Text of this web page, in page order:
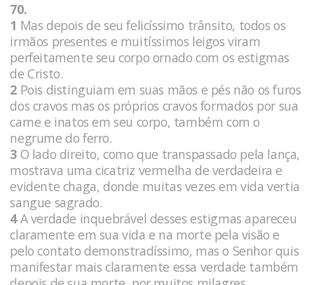
70.
1 Mas depois de seu felicíssimo trânsito, todos os
irmãos presentes e muitíssimos leigos viram
perfeitamente seu corpo ornado com os estigmas
de Cristo.
2 Pois distinguiam em suas mãos e pés não os furos
dos cravos mas os próprios cravos formados por sua
carne e inatos em seu corpo, também com o
negrume do ferro.
3 O lado direito, como que transpassado pela lança,
mostrava uma cicatriz vermelha de verdadeira e
evidente chaga, donde muitas vezes em vida vertia
sangue sagrado.
4A verdade inquebrável desses estigmas apareceu
claramente em sua vida e na morte pela visão e
pelo contato demonstradíssimo, mas o Senhor quis
manifestar mais claramente essa verdade também